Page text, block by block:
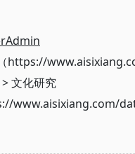
https://
>文化研究
www.aisixiang.com/